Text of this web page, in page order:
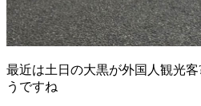
最近は土日の大黒が外国人観光
うですね